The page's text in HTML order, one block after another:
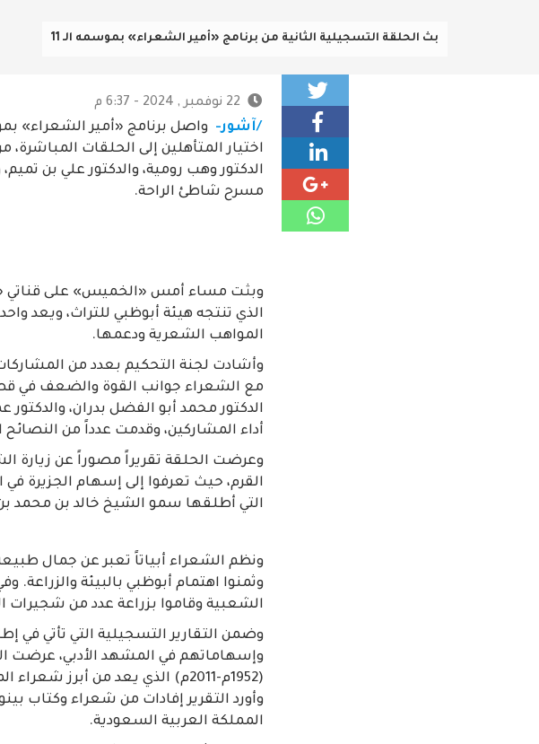
بث الحلقة التسجيلية الثانية من برنامج «أمير الشعراء» بموسمه الـ 11
22 نوفمبر , 2024 - 6:37 م
/آشور- واصل برنامج «أمير الشعراء»
اختيار المتأهلين إلى الحلقات
مسرح شاطئ الراحة.
وبثت مساء أمس «الخميس» على قناتي
الذي تنتجه هيئة أبوظبي للتراث، ويعد
المواهب الشعرية ودعمها.
وأشادت لجنة التحكيم بعدد من
مع الشعراء جوانب القوة والضعف في
الدكتور محمد أبو الفضل بدران، والدكتور
أداء المشاركين، وقدمت عدداً من النصائح
وعرضت الحلقة تقريراً مصوراً عن زيارة
التي أطلقها سمو الشيخ خالد بن محمد
ونظم الشعراء أبياتاً تعبر عن جمال
وثمنوا اهتمام أبوظبي بالبيئة
الشعبية وقاموا بزراعة عدد من شجيرات
وضمن التقارير التسجيلية التي تأتي في
وإسهاماتهم في المشهد الأدبي، عرضت
(1952م-2011م) الذي يعد من أبرز
وأورد التقرير إفادات من شعراء وكتاب
المملكة العربية السعودية.